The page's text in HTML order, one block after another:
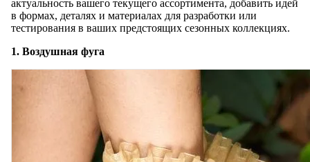
актуальность вашего текущего ассортимента, добавить идей
в формах, деталях и материалах для разработки или
тестирования в ваших предстоящих сезонных коллекциях.
1. Воздушная фуга